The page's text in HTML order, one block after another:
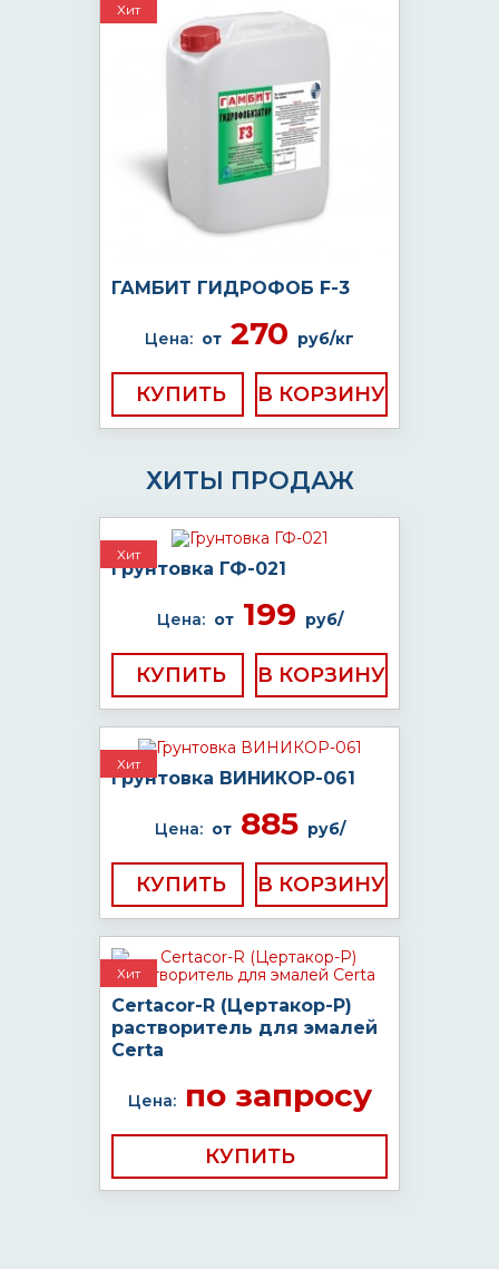
Хит
ГАМБИТ ГИДРОФОБ F-3
Цена: от 270 руб/кг
КУПИТЬ
ХИТЫ ПРОДАЖ
Хит
Грунтовка ГФ-021
Цена: от199 руб/
КУПИТЬ
Хит
Грунтовка ВИНИКОР-061
Цена: от885 руб/
КУПИТЬ
Хит
Certacor-R (Цертакор-Р)
растворитель для эмалей
Certa
Цена:по запросу
КУПИТЬ